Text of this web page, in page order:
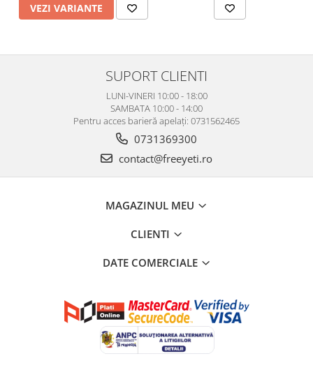
VEZI VARIANTE
SUPORT CLIENTI
LUNI-VINERI 10:00 - 18:00
SAMBATA 10:00 - 14:00
Pentru acces barieră apelați: 0731562465
0731369300
contact@freeyeti.ro
MAGAZINUL MEU
CLIENTI
DATE COMERCIALE